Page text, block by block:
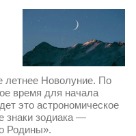
летнее Новолуние. По
время для начала
это астрономическое
знаки зодиака —
Родины».